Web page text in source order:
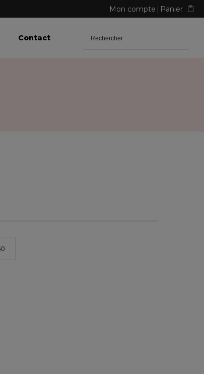
Mon compte Panier
Contact